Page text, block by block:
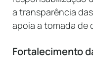
a transparência
apoia a tomada de
Fortalecimento